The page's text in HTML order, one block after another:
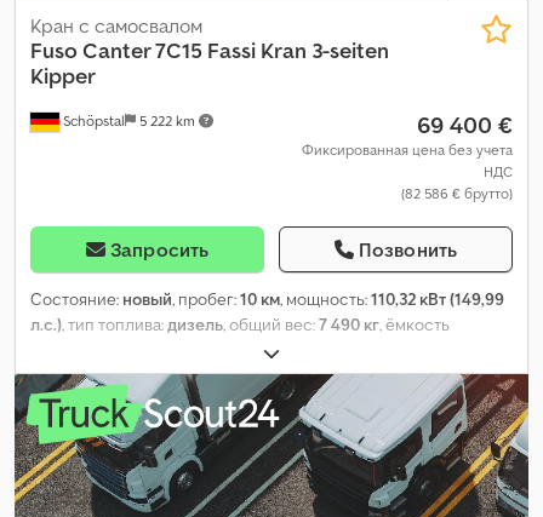
Schöpstal 5 222 km
Кран с самосвалом
FusoCanter 7C15 Fassi Kran 3-seiten
Kipper
69 400 €
Фиксированная цена без учета
НДС
(82 586 € брутто)
Запросить Позвонить
Состояние: новый, пробег:10 км, мощность:110,32 кВт (149,99
л.с.), тип топлива:дизель, общий вес:7 490 кг, ёмкость
белый
механический, количество передач:4, класс выбросов:Евро
6d-TEMP, количество мест:3, Год выпуска:
Оборудование:ABS, AdBlue, Блютуз, Тахограф, бортовой
компьютер, гидроусилитель руля, кондиционер, кран, не
курящий автомобиль, подушка безопасности, система
контроля тяги, система старт-стоп,